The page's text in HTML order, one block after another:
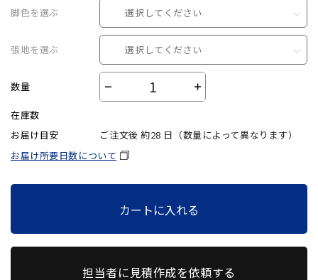
脚色を選ぶ 選択してください
張地を選ぶ 選択してください
数量 － ＋
在庫数
お届け目安
ご注文後 約28 日（数量によって異なります）
お届け所要日数について
カートに入れる
担当者に見積作成を依頼する